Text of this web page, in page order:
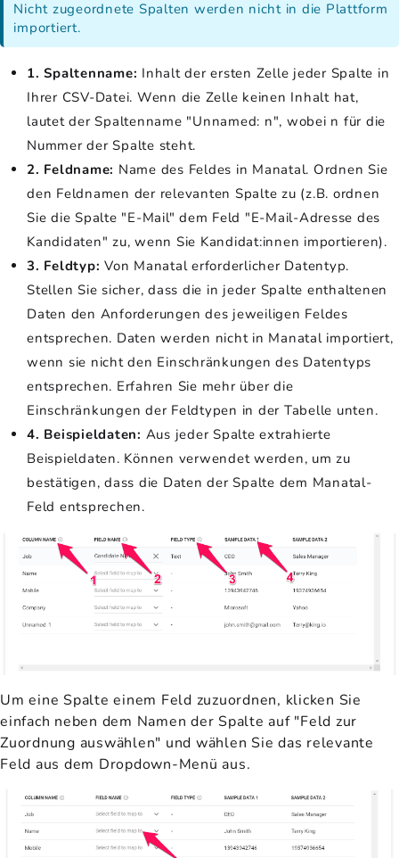
Nicht zugeordnete Spalten werden nicht in die Plattform
importiert.
1. Spaltenname: Inhalt der ersten Zelle jeder Spalte in
Ihrer CSV-Datei. Wenn die Zelle keinen Inhalt hat,
lautet der Spaltenname "Unnamed: n", wobei n für die
Nummer der Spalte steht.
2. Feldname: Name des Feldes in Manatal. Ordnen Sie
den Feldnamen der relevanten Spalte zu (z.B. ordnen
Sie die Spalte "E-Mail" dem Feld "E-Mail-Adresse des
Kandidaten" zu, wenn Sie Kandidat:innen importieren).
3. Feldtyp: Von Manatal erforderlicher Datentyp.
Stellen Sie sicher, dass die in jeder Spalte enthaltenen
Daten den Anforderungen des jeweiligen Feldes
entsprechen. Daten werden nicht in Manatal importiert,
wenn sie nicht den Einschränkungen des Datentyps
entsprechen. Erfahren Sie mehr über die
Einschränkungen der Feldtypen in der Tabelle unten.
4. Beispieldaten: Aus jeder Spalte extrahierte
Beispieldaten. Können verwendet werden, um zu
bestätigen, dass die Daten der Spalte dem Manatal-
Feld entsprechen.
Um eine Spalte einem Feld zuzuordnen, klicken Sie
einfach neben dem Namen der Spalte auf "Feld zur
Zuordnung auswählen" und wählen Sie das relevante
Feld aus dem Dropdown-Menü aus.